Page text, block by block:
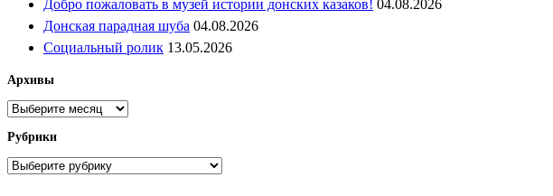
Добро пожаловать в музей истории донских казаков! 04.08.2026
Донская парадная шуба 04.08.2026
Социальный ролик 13.05.2026
Архивы
Архивы
Рубрики
Рубрики